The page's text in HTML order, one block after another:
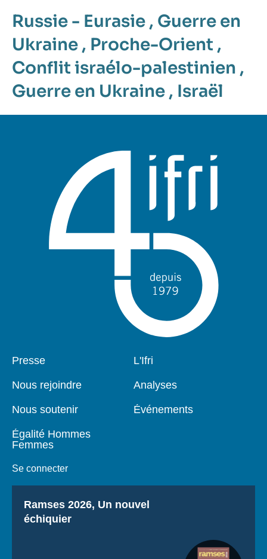
Russie - Eurasie , Guerre en
Ukraine , Proche-Orient ,
Conflit israélo-palestinien ,
Guerre en Ukraine , Israël
Pied
Presse
Nous rejoindre
Nous soutenir
Égalité Hommes
Femmes
Se connecter
Navigation
L'Ifri
Analyses
Événements
Titre
Ramses 2026, Un nouvel
échiquier